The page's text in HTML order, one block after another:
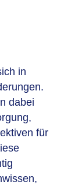
in
dabei
für